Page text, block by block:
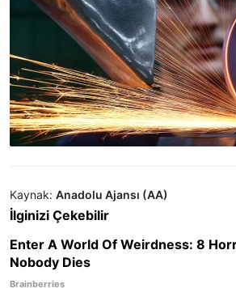
Kaynak: Anadolu Ajansı (AA)